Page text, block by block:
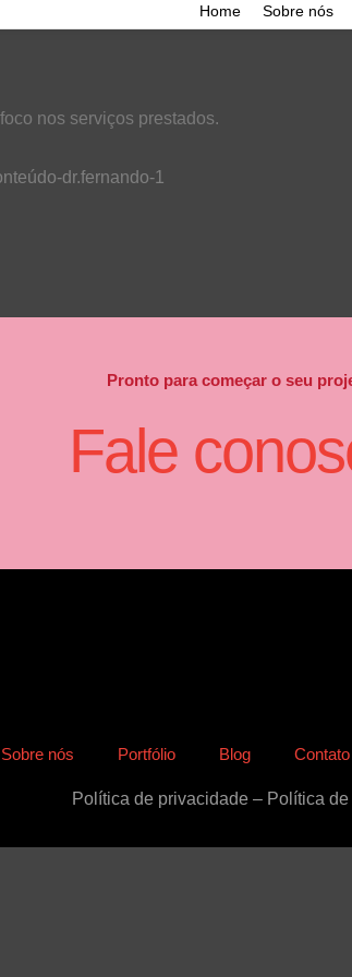
Home Sobre nós
nos serviços prestados.
Pronto para começar o seu
Fale
Sobre nós Portfólio Blog Contato
Política de privacidade– Política